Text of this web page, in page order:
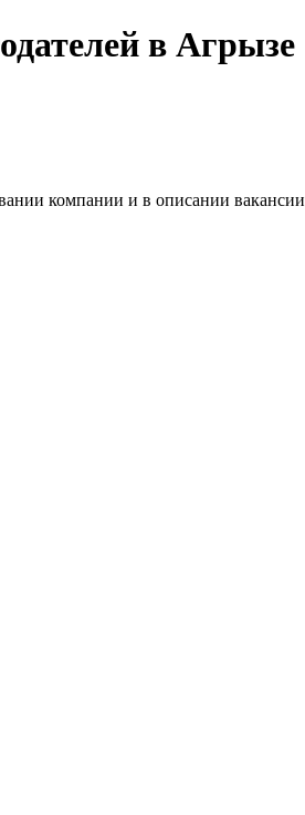
в Агрызе
компании и в описании вакансии